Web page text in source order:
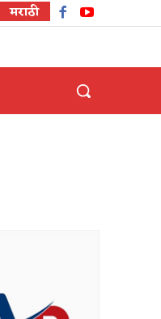
मराठी